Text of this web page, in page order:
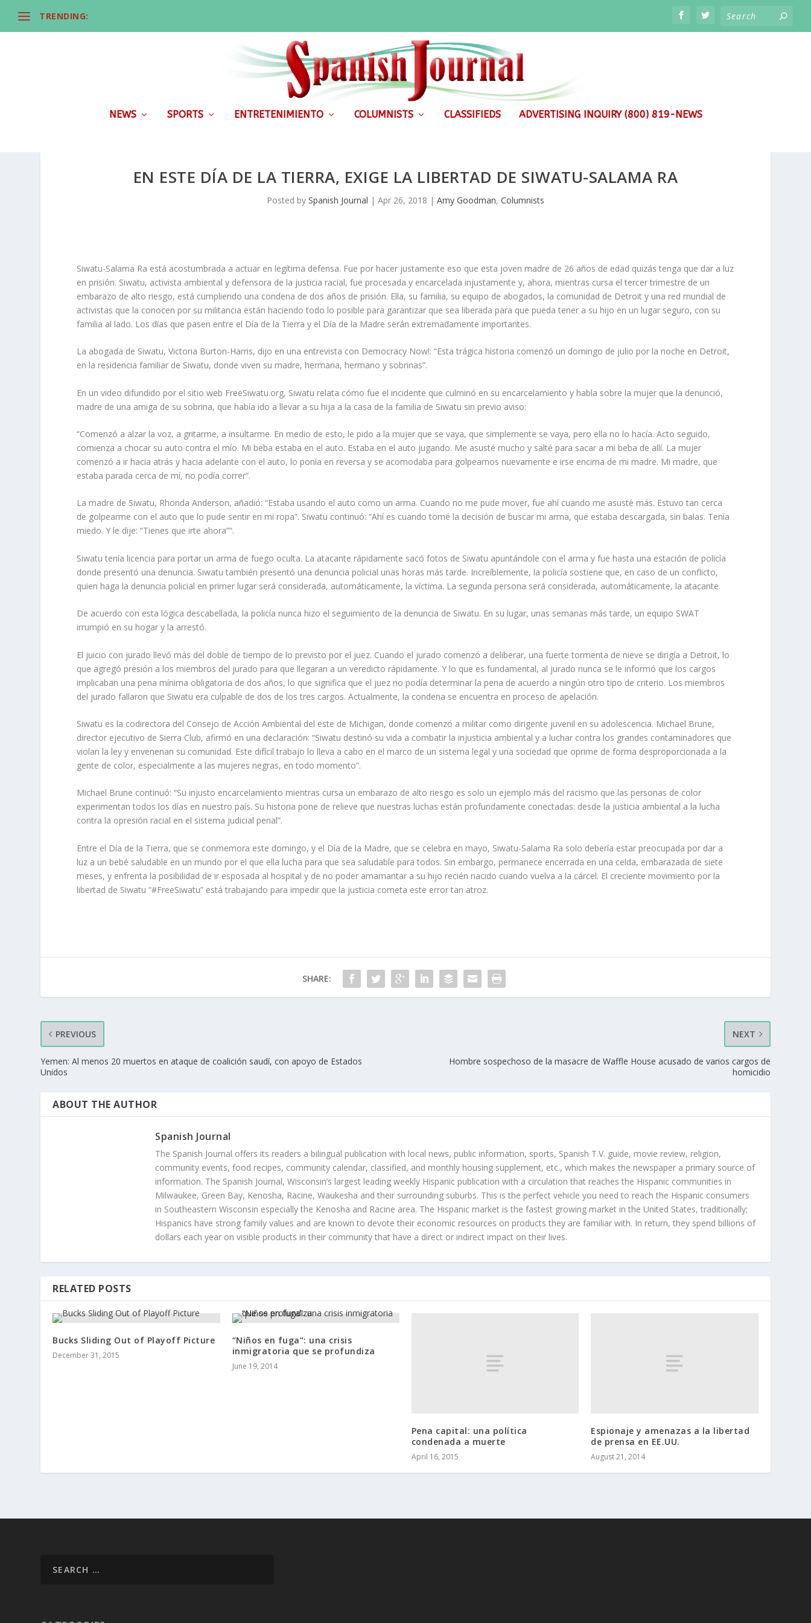
TRENDING:
NEWS SPORTS ENTRETENIMIENTO COLUMNISTS CLASSIFIEDS ADVERTISING INQUIRY (800) 819-NEWS
EN ESTE DÍA DE LA TIERRA, EXIGE LA LIBERTAD DE SIWATU-SALAMA RA
Posted by Spanish Journal | Apr 26, 2018 | Amy Goodman, Columnists
Siwatu-Salama Ra está acostumbrada a actuar en legítima defensa. Fue por hacer justamente eso que esta joven madre de 26 años de edad quizás tenga que dar a luz
en prisión. Siwatu, activista ambiental y defensora de la justicia racial, fue procesada y encarcelada injustamente y, ahora, mientras cursa el tercer trimestre de un
embarazo de alto riesgo, está cumpliendo una condena de dos años de prisión. Ella, su familia, su equipo de abogados, la comunidad de Detroit y una red mundial de
activistas que la conocen por su militancia están haciendo todo lo posible para garantizar que sea liberada para que pueda tener a su hijo en un lugar seguro, con su
familia al lado. Los días que pasen entre el Día de la Tierra y el Día de la Madre serán extremadamente importantes.
La abogada de Siwatu, Victoria Burton-Harris, dijo en una entrevista con Democracy Now!: “Esta trágica historia comenzó un domingo de julio por la noche en Detroit,
en la residencia familiar de Siwatu, donde viven su madre, hermana, hermano y sobrinas”.
En un video difundido por el sitio web FreeSiwatu.org, Siwatu relata cómo fue el incidente que culminó en su encarcelamiento y habla sobre la mujer que la denunció,
madre de una amiga de su sobrina, que había ido a llevar a su hija a la casa de la familia de Siwatu sin previo aviso:
“Comenzó a alzar la voz, a gritarme, a insultarme. En medio de esto, le pido a la mujer que se vaya, que simplemente se vaya, pero ella no lo hacía. Acto seguido,
comienza a chocar su auto contra el mío. Mi beba estaba en el auto. Estaba en el auto jugando. Me asusté mucho y salté para sacar a mi beba de allí. La mujer
comenzó a ir hacia atrás y hacia adelante con el auto, lo ponía en reversa y se acomodaba para golpearnos nuevamente e irse encima de mi madre. Mi madre, que
estaba parada cerca de mí, no podía correr”.
La madre de Siwatu, Rhonda Anderson, añadió: “Estaba usando el auto como un arma. Cuando no me pude mover, fue ahí cuando me asusté más. Estuvo tan cerca
de golpearme con el auto que lo pude sentir en mi ropa”. Siwatu continuó: “Ahí es cuando tomé la decisión de buscar mi arma, que estaba descargada, sin balas. Tenía
miedo. Y le dije: “Tienes que irte ahora”“.
Siwatu tenía licencia para portar un arma de fuego oculta. La atacante rápidamente sacó fotos de Siwatu apuntándole con el arma y fue hasta una estación de policía
donde presentó una denuncia. Siwatu también presentó una denuncia policial unas horas más tarde. Increíblemente, la policía sostiene que, en caso de un conflicto,
quien haga la denuncia policial en primer lugar será considerada, automáticamente, la víctima. La segunda persona será considerada, automáticamente, la atacante.
De acuerdo con esta lógica descabellada, la policía nunca hizo el seguimiento de la denuncia de Siwatu. En su lugar, unas semanas más tarde, un equipo SWAT
irrumpió en su hogar y la arrestó.
El juicio con jurado llevó más del doble de tiempo de lo previsto por el juez. Cuando el jurado comenzó a deliberar, una fuerte tormenta de nieve se dirigía a Detroit, lo
que agregó presión a los miembros del jurado para que llegaran a un veredicto rápidamente. Y lo que es fundamental, al jurado nunca se le informó que los cargos
implicaban una pena mínima obligatoria de dos años, lo que significa que el juez no podía determinar la pena de acuerdo a ningún otro tipo de criterio. Los miembros
del jurado fallaron que Siwatu era culpable de dos de los tres cargos. Actualmente, la condena se encuentra en proceso de apelación.
Siwatu es la codirectora del Consejo de Acción Ambiental del este de Michigan, donde comenzó a militar como dirigente juvenil en su adolescencia. Michael Brune,
director ejecutivo de Sierra Club, afirmó en una declaración: “Siwatu destinó su vida a combatir la injusticia ambiental y a luchar contra los grandes contaminadores que
violan la ley y envenenan su comunidad. Este difícil trabajo lo lleva a cabo en el marco de un sistema legal y una sociedad que oprime de forma desproporcionada a la
gente de color, especialmente a las mujeres negras, en todo momento”.
Michael Brune continuó: “Su injusto encarcelamiento mientras cursa un embarazo de alto riesgo es solo un ejemplo más del racismo que las personas de color
experimentan todos los días en nuestro país. Su historia pone de relieve que nuestras luchas están profundamente conectadas: desde la justicia ambiental a la lucha
contra la opresión racial en el sistema judicial penal”.
Entre el Día de la Tierra, que se conmemora este domingo, y el Día de la Madre, que se celebra en mayo, Siwatu-Salama Ra solo debería estar preocupada por dar a
luz a un bebé saludable en un mundo por el que ella lucha para que sea saludable para todos. Sin embargo, permanece encerrada en una celda, embarazada de siete
meses, y enfrenta la posibilidad de ir esposada al hospital y de no poder amamantar a su hijo recién nacido cuando vuelva a la cárcel. El creciente movimiento por la
libertad de Siwatu “#FreeSiwatu” está trabajando para impedir que la justicia cometa este error tan atroz.
SHARE:
PREVIOUS
Yemen: Al menos 20 muertos en ataque de coalición saudí, con apoyo de Estados
Unidos
NEXT
Hombre sospechoso de la masacre de Waffle House acusado de varios cargos de
homicidio
ABOUT THE AUTHOR
Spanish Journal
The Spanish Journal offers its readers a bilingual publication with local news, public information, sports, Spanish T.V. guide, movie review, religion,
community events, food recipes, community calendar, classified, and monthly housing supplement, etc., which makes the newspaper a primary source of
information. The Spanish Journal, Wisconsin’s largest leading weekly Hispanic publication with a circulation that reaches the Hispanic communities in
Milwaukee, Green Bay, Kenosha, Racine, Waukesha and their surrounding suburbs. This is the perfect vehicle you need to reach the Hispanic consumers
in Southeastern Wisconsin especially the Kenosha and Racine area. The Hispanic market is the fastest growing market in the United States, traditionally;
Hispanics have strong family values and are known to devote their economic resources on products they are familiar with. In return, they spend billions of
dollars each year on visible products in their community that have a direct or indirect impact on their lives.
RELATED POSTS
Bucks Sliding Out of Playoff Picture
December 31, 2015
“Niños en fuga”: una crisis
inmigratoria que se profundiza
June 19, 2014
Pena capital: una política
condenada a muerte
April 16, 2015
Espionaje y amenazas a la libertad
de prensa en EE.UU.
August 21, 2014